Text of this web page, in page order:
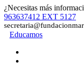
¿Necesitas más
963637412 EXT 5127
Educamos